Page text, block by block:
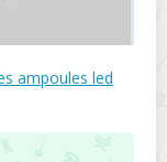
ampoules led